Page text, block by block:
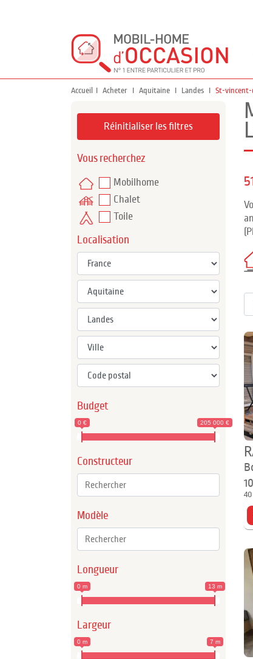
Accueil Acheter Aquitaine Landes St-vincent-
Réinitialiser les filtres
Vous recherchez
Mobilhome
Chalet
Toile
Localisation
Budget
0 € 205 000 €
Constructeur
Modèle
Longueur
0 m 13 m
Largeur
0 m 7 m